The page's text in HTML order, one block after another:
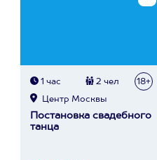
1 час 2 чел 18+
Центр Москвы
Постановка свадебного
танца